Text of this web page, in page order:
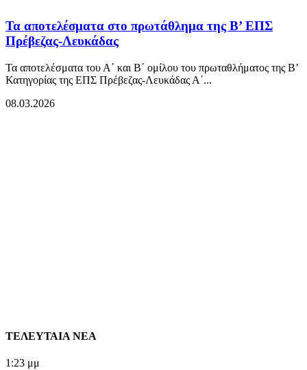
Τα αποτελέσματα στο πρωτάθλημα της Β’ ΕΠΣ
Πρέβεζας-Λευκάδας
Τα αποτελέσματα του Α΄ και Β΄ ομίλου του πρωταθλήματος της Β’
Κατηγορίας της ΕΠΣ Πρέβεζας-Λευκάδας Α΄...
08.03.2026
ΤΕΛΕΥΤΑΙΑ ΝΕΑ
1:23 μμ